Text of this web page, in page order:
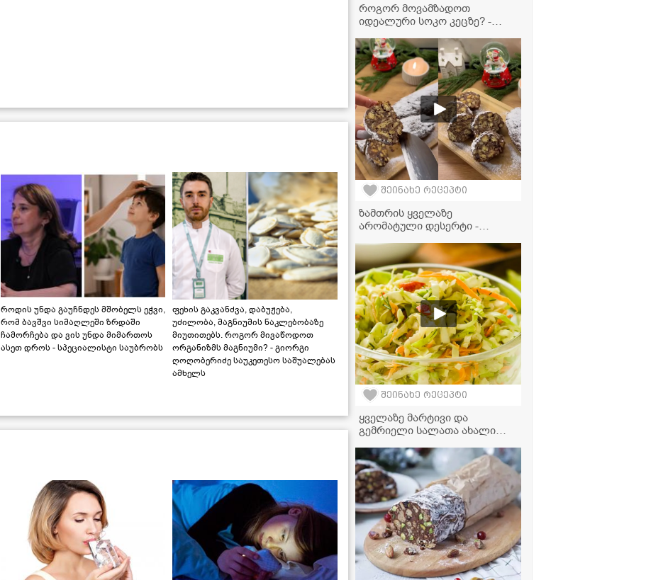
როდის უნდა გაუჩნდეს მშობელს ეჭვი,
რომ ბავშვი სიმაღლეში ზრდაში
ჩამორჩება და ვის უნდა მიმართოს
ასეთ დროს - სპეციალისტი საუბრობს
ფეხის გაკვანძვა, დაბუჟება,
უძილობა, მაგნიუმის ნაკლებობაზე
მიუთითებს. როგორ მივაწოდოთ
ორგანიზმს მაგნიუმი? - გიორგი
ღოღობერიძე საუკეთესო საშუალებას
ამხელს
როგორ მოვამზადოთ
იდეალური სოკო კეცზე? -
შეინახე რეცეპტი
ზამთრის ყველაზე
არომატული დესერტი -
ფორთოხლის ცედრით
შეინახე რეცეპტი
ყველაზე მარტივი და
გემრიელი სალათა ახალი
წუთში მზადდება!